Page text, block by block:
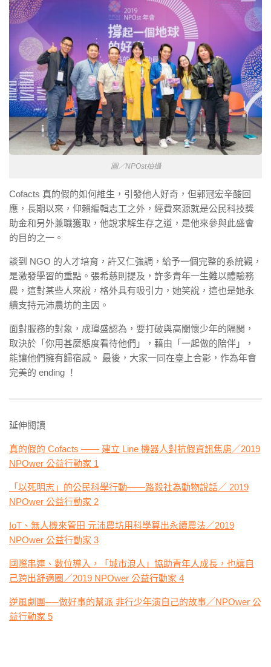
圖／NPOst拍攝
Cofacts 真的假的如何維生，引發他人好奇，但郭冠宏辛酸回
應，長期以來，仰賴編輯志工之外，經費來源就是公民科技獎
助金和另外兼職獲取，他說求解生存之道，是他來參與此盛會
的目的之一。
談到 NGO 的人才培育，許又仁強調，給予一個完整的系統觀，
是激發學習的重點。張希慈則提及，許多青年一生難以體驗務
農，這對某些人來說，格外具有吸引力，她笑說，這也是她永
續支持元沛農坊的主因。
面對服務的對象，成瑋盛認為，要打破與高關懷少年的隔閡，
取決於「你用甚麼態度看待他們」，藉由「一起做的陪伴」，
能讓他們擁有歸宿感。 最後，大家一同在臺上合影，作為年會
完美的 ending ！
延伸閱讀
真的假的 Cofacts —— 建立 Line 機器人對抗假資訊焦慮／2019
NPOwer 公益行動家 1
「以死明志」的公民科學行動——路殺社為動物說話／ 2019
NPOwer 公益行動家 2
IoT、無人機來管田 元沛農坊用科學算出永續農法／2019
NPOwer 公益行動家 3
國際串連、數位導入，「城市浪人」協助青年人成長，也讓自
己跨出舒適圈／2019 NPOwer 公益行動家 4
逆風劇團──做好事的幫派 非行少年演自己的故事／NPOwer 公
益行動家 5